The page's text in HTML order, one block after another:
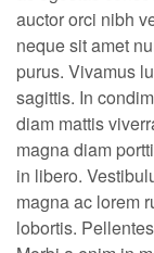
auctor orci nibh
neque sit amet
purus. Vivamus
sagittis. In
diam mattis
magna diam
in libero.
magna ac lorem
lobortis.